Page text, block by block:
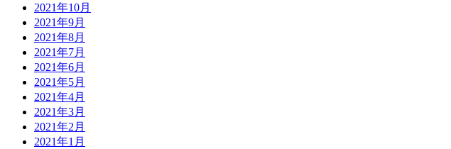
2021年10月
2021年9月
2021年8月
2021年7月
2021年6月
2021年5月
2021年4月
2021年3月
2021年2月
2021年1月